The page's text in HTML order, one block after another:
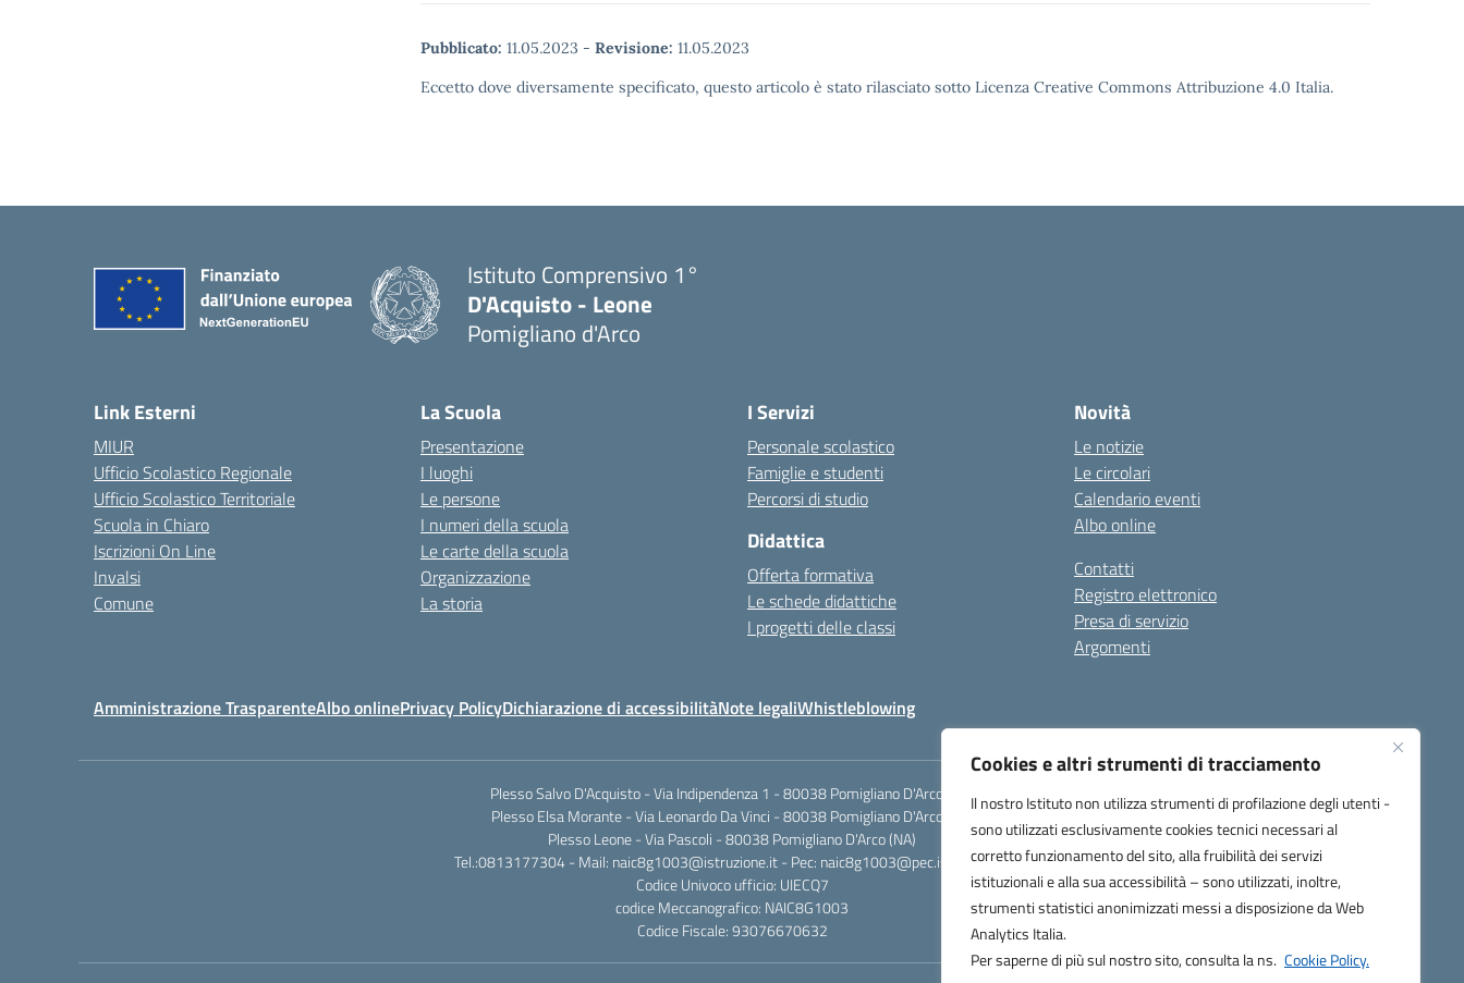
Cookies e altri strumenti di tracciamento
Il nostro Istituto non utilizza strumenti di profilazione degli utenti -
sono utilizzati esclusivamente cookies tecnici necessari al
corretto funzionamento del sito, alla fruibilità dei servizi
istituzionali e alla sua accessibilità – sono utilizzati, inoltre,
strumenti statistici anonimizzati messi a disposizione da Web
Analytics Italia.
Per saperne di più sul nostro sito, consulta la ns. Cookie Policy.
Pubblicato: 11.05.2023 - Revisione: 11.05.2023
Eccetto dove diversamente specificato, questo articolo è stato rilasciato sotto Licenza Creative Commons Attribuzione 4.0 Italia.
Istituto Comprensivo 1°
D'Acquisto - Leone
Pomigliano d'Arco
Link Esterni
MIUR
Ufficio Scolastico Regionale
Ufficio Scolastico Territoriale
Scuola in Chiaro
Iscrizioni On Line
Invalsi
Comune
La Scuola
Presentazione
I luoghi
Le persone
I numeri della scuola
Le carte della scuola
Organizzazione
La storia
I Servizi
Personale scolastico
Famiglie e studenti
Percorsi di studio
Didattica
Offerta formativa
Le schede didattiche
I progetti delle classi
Novità
Le notizie
Le circolari
Calendario eventi
Albo online
Contatti
Registro elettronico
Presa di servizio
Argomenti
Amministrazione TrasparenteAlbo onlinePrivacy PolicyDichiarazione di accessibilitàNote legaliWhistleblowing
Plesso Salvo D'Acquisto - Via Indipendenza 1 - 80038 Pomigliano D'Arco (NA)
Plesso Elsa Morante - Via Leonardo Da Vinci - 80038 Pomigliano D'Arco (NA)
Plesso Leone - Via Pascoli - 80038 Pomigliano D'Arco (NA)
Tel.:0813177304 - Mail: naic8g1003@istruzione.it - Pec: naic8g1003@pec.istruzione.it
Codice Univoco ufficio: UIECQ7
codice Meccanografico: NAIC8G1003
Codice Fiscale: 93076670632